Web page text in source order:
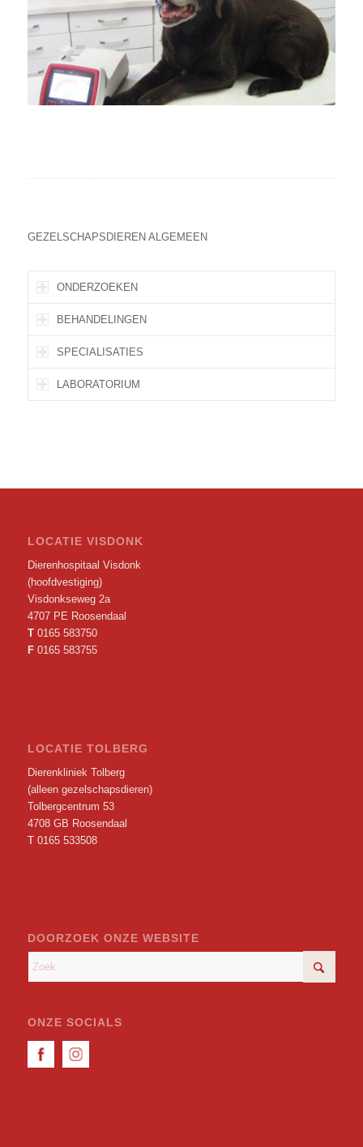
GEZELSCHAPSDIEREN ALGEMEEN
ONDERZOEKEN
BEHANDELINGEN
SPECIALISATIES
LABORATORIUM
LOCATIE VISDONK
Dierenhospitaal Visdonk
(hoofdvestiging)
Visdonkseweg 2a
4707 PE Roosendaal
T 0165 583750
F 0165 583755
LOCATIE TOLBERG
Dierenkliniek Tolberg
(alleen gezelschapsdieren)
Tolbergcentrum 53
4708 GB Roosendaal
T 0165 533508
DOORZOEK ONZE WEBSITE
ONZE SOCIALS